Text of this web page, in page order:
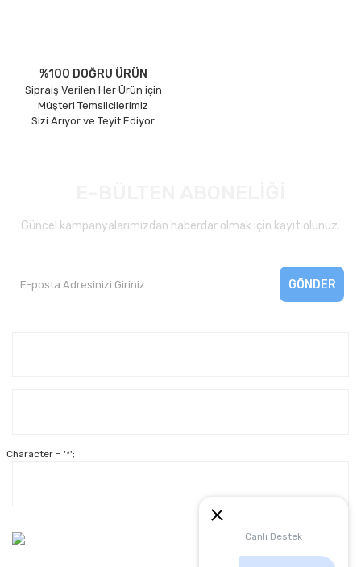
Canlı Destek
%100 DOĞRU ÜRÜN
Sipraiş Verilen Her Ürün için
Müşteri Temsilcilerimiz
Sizi Arıyor ve Teyit Ediyor
Güncel kampanyalarımızdan haberdar olmak için kayıt olunuz.
GÖNDER
Character = '*';